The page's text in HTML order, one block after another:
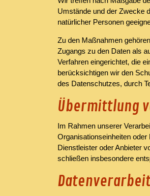
Umstände und der Zwecke
natürlicher Personen
Zu den Maßnahmen
Zugangs zu den Daten als
Verfahren eingerichtet, die
berücksichtigen wir den
des Datenschutzes, durch
Übermittlung
Im Rahmen unserer
Organisationseinheiten
Dienstleister oder Anbieter
schließen insbesondere